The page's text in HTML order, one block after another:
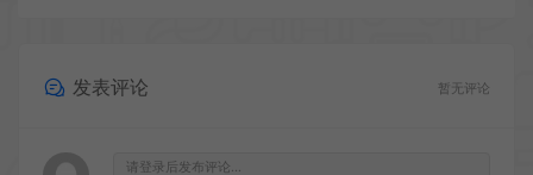
发表评论 暂无评论